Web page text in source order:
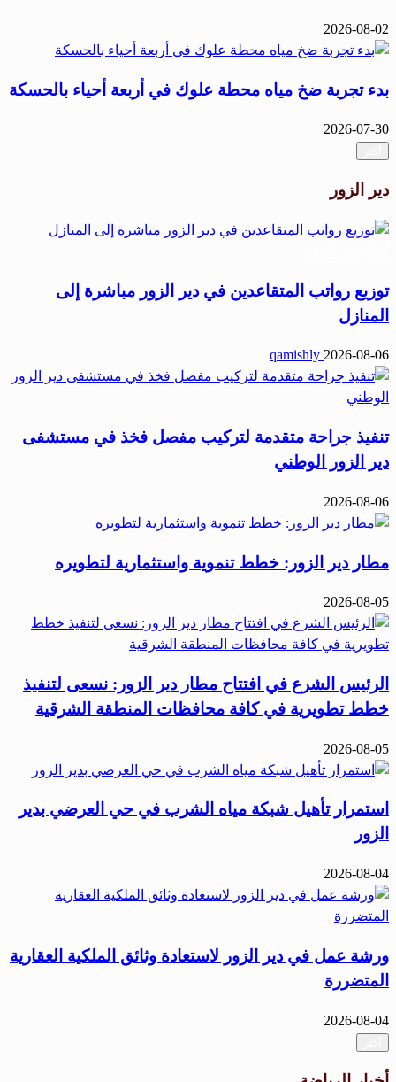
2026-08-02
بدء تجربة ضخ مياه محطة علوك في أربعة أحياء بالحسكة
2026-07-30
دير الزور
توزيع رواتب المتقاعدين في دير الزور مباشرة إلى
المنازل
qamishly 2026-08-06
تنفيذ جراحة متقدمة لتركيب مفصل فخذ في مستشفى
دير الزور الوطني
2026-08-06
مطار دير الزور: خطط تنموية واستثمارية لتطويره
2026-08-05
الرئيس الشرع في افتتاح مطار دير الزور: نسعى لتنفيذ
خطط تطويرية في كافة محافظات المنطقة الشرقية
2026-08-05
استمرار تأهيل شبكة مياه الشرب في حي العرضي بدير
الزور
2026-08-04
ورشة عمل في دير الزور لاستعادة وثائق الملكية العقارية
المتضررة
2026-08-04